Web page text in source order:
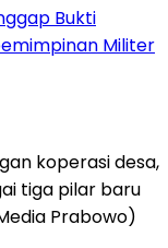
Bukti
Militer